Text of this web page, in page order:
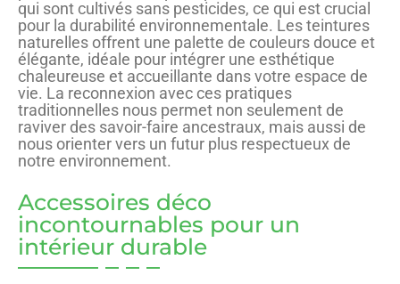
qui sont cultivés sans pesticides, ce qui est crucial
pour la durabilité environnementale. Les teintures
naturelles offrent une palette de couleurs douce et
élégante, idéale pour intégrer une esthétique
chaleureuse et accueillante dans votre espace de
vie. La reconnexion avec ces pratiques
traditionnelles nous permet non seulement de
raviver des savoir-faire ancestraux, mais aussi de
nous orienter vers un futur plus respectueux de
notre environnement.
Accessoires déco
incontournables pour un
intérieur durable